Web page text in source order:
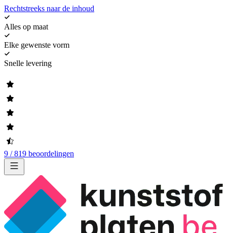
Rechtstreeks naar de inhoud
Alles op maat
Elke gewenste vorm
Snelle levering
9 / 819 beoordelingen